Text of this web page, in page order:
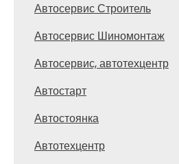
Автосервис Строитель
Автосервис Шиномонтаж
Автосервис, автотехцентр
Автостарт
Автостоянка
Автотехцентр